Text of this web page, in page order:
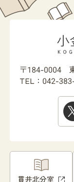
〒184-0004
TEL：042-
貫井北分室